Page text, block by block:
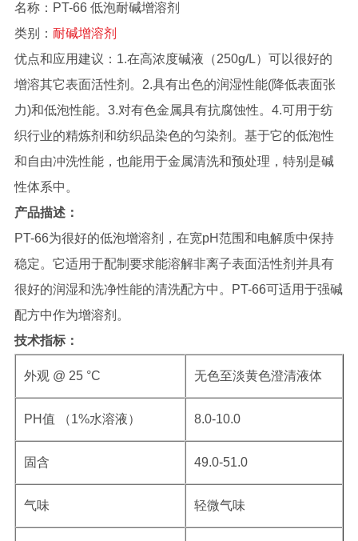
名称：PT-66 低泡耐碱增溶剂
类别： 耐碱增溶剂
优点和应用建议：1.在高浓度碱液（250g/L）可以很好的
增溶其它表面活性剂。2.具有出色的润湿性能(降低表面张
力)和低泡性能。3.对有色金属具有抗腐蚀性。4.可用于纺
织行业的精炼剂和纺织品染色的匀染剂。基于它的低泡性
和自由冲洗性能，也能用于金属清洗和预处理，特别是碱
性体系中。
产品描述：
PT-66为很好的低泡增溶剂，在宽pH范围和电解质中保持
稳定。它适用于配制要求能溶解非离子表面活性剂并具有
很好的润湿和洗净性能的清洗配方中。PT-66可适用于强碱
配方中作为增溶剂。
技术指标：
外观 @ 25 °C 无色至淡黄色澄清液体
PH值 （1%水溶液） 8.0-10.0
固含 49.0-51.0
气味 轻微气味